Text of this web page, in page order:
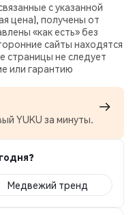
с указанной
цена), получены от
«как есть» без
сайты находятся
страницы не следует
или гарантию
YUKU за минуты.
Медвежий тренд